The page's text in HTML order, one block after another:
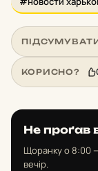
КОРИСНО?
Не проґав
Щоранку о 8:00
вечір.